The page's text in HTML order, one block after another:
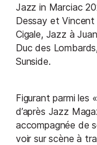
Jazz in Marciac
Dessay et Vincent
Cigale, Jazz à
Duc des
Sunside.
Figurant parmi les
d’après Jazz
accompagnée de
voir sur scène à